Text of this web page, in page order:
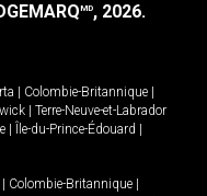
MD, 2026.
Colombie-Britannique
Terre-Neuve-et-Labrador
Île-du-Prince-Édouard
Colombie-Britannique